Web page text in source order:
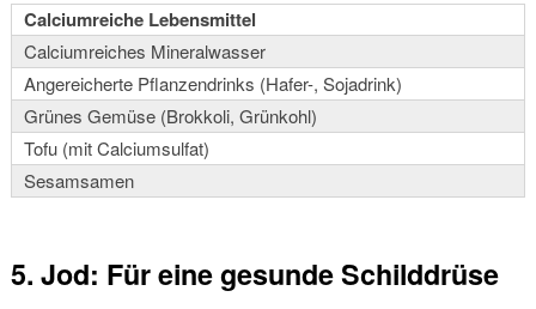
Calciumreiche Lebensmittel
Calciumreiches Mineralwasser
Angereicherte Pflanzendrinks (Hafer-, Sojadrink)
Grünes Gemüse (Brokkoli, Grünkohl)
Tofu (mit Calciumsulfat)
Sesamsamen
5. Jod: Für eine gesunde Schilddrüse